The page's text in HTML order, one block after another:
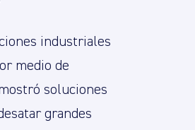
industriales
medio de
soluciones
grandes